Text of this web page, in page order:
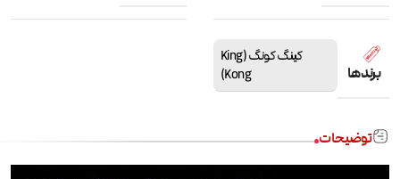
برندها
کینگ کونگ (King
Kong)
توضیحات